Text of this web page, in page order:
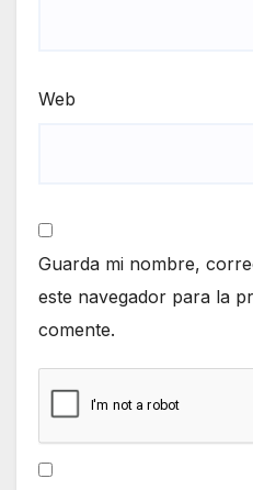
Web
Guarda mi nombre,
este navegador para la
comente.